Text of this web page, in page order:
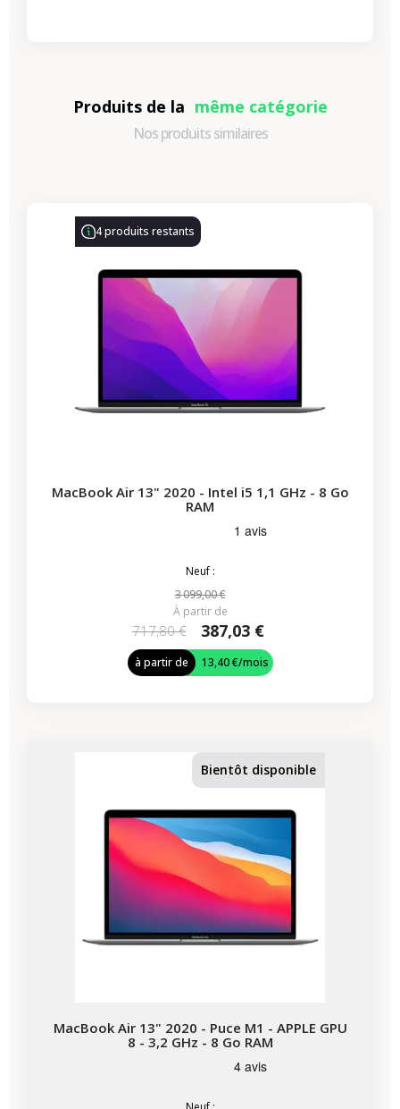
Produits de la même catégorie
Nos produits similaires
4 produits restants
MacBook Air 13" 2020 - Intel i5 1,1 GHz - 8 Go
RAM
Neuf :
3 099,00 €
À partir de
717,80 € 387,03 €
à partir de 13,40 €/mois
Bientôt disponible
MacBook Air 13" 2020 - Puce M1 - APPLE GPU
8 - 3,2 GHz - 8 Go RAM